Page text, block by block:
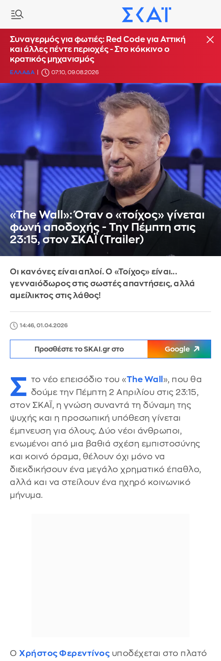
Συναγερμός για φωτιές: Red Code για Αττική
και άλλες πέντε περιοχές - Στο κόκκινο ο
κρατικός μηχανισμός
ΕΛΛΑΔΑ 07:10, 09.08.2026
«The Wall»: Όταν ο «τοίχος» γίνεται
φωνή αποδοχής - Την Πέμπτη στις
23:15, στον ΣΚΑΪ (Trailer)
Οι κανόνες είναι απλοί. Ο «Τοίχος» είναι...
γενναιόδωρος στις σωστές απαντήσεις, αλλά
αμείλικτος στις λάθος!
14:46, 01.04.2026
Προσθέστε το SKAI.gr στο Google
Σ το νέο επεισόδιο του «The Wall », που θα
δούμε την Πέμπτη 2 Απριλίου στις 23:15,
στον ΣΚΑΪ, η γνώση συναντά τη δύναμη της
ψυχής και η προσωπική υπόθεση γίνεται
έμπνευση για όλους. Δύο νέοι άνθρωποι,
ενωμένοι από μια βαθιά σχέση εμπιστοσύνης
και κοινό όραμα, θέλουν όχι μόνο να
διεκδικήσουν ένα μεγάλο χρηματικό έπαθλο,
αλλά και να στείλουν ένα ηχηρό κοινωνικό
μήνυμα.
Ο Χρήστος Φερεντίνος υποδέχεται στο πλατό